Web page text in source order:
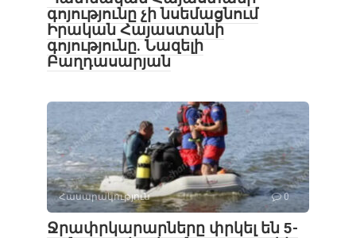
գոյությունը չի նսեմացնում
Իրական Հայաստանի
գոյությունը. Նազելի
Բաղդասարյան
Հասարակություն 0
Ջրափրկարարները փրկել են 5-